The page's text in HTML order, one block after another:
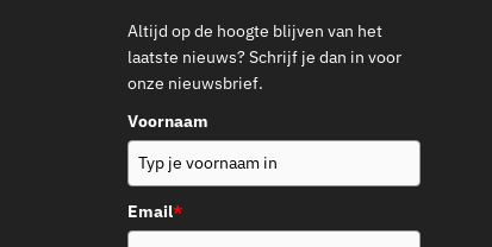
Altijd op de hoogte blijven van het
laatste nieuws? Schrijf je dan in voor
onze nieuwsbrief.
Voornaam
Email*